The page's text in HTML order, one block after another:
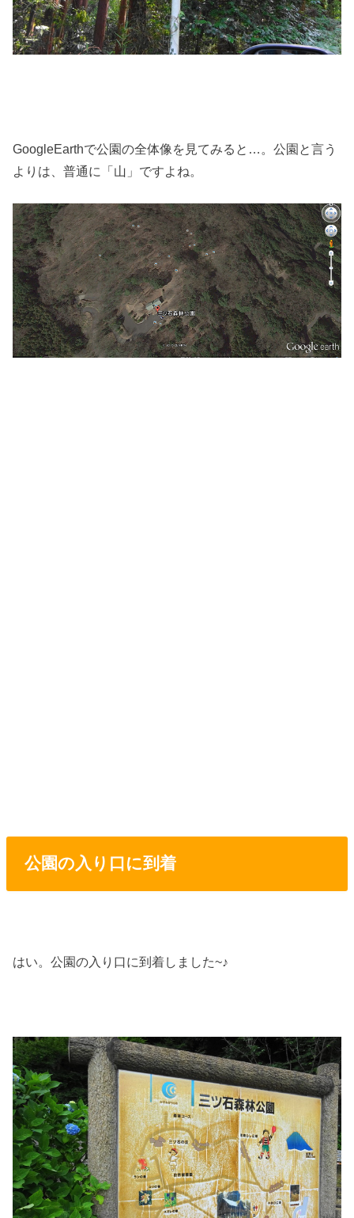
GoogleEarthで公園の全体像を見てみると…。公園と言う
よりは、普通に「山」ですよね。
公園の入り口に到着
はい。公園の入り口に到着しました~♪